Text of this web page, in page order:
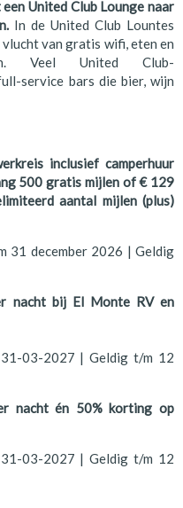
United Club Lounge naar
In de United Club Lountes
van gratis wifi, eten en
Veel United Club-
service bars die bier, wijn
inclusief camperhuur
500 gratis mijlen of € 129
aantal mijlen (plus)
31 december 2026 | Geldig
nacht bij El Monte RV en
03-2027 | Geldig t/m 12
nacht én 50% korting op
03-2027 | Geldig t/m 12